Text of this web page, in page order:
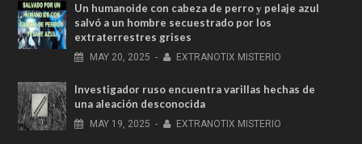
Un humanoide con cabeza de perro у pelaje azul
salvó a un hombre secuestrado por los
extraterrestres grises
MAY 20, 2025 - EXTRANOTIX MISTERIO
Investigador ruso encuentra varillas hechas de
una aleación desconocida
MAY 19, 2025 - EXTRANOTIX MISTERIO